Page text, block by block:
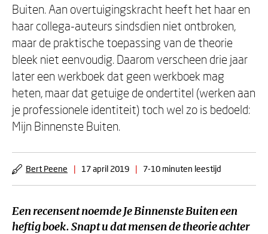
Buiten. Aan overtuigingskracht heeft het haar en
haar collega-auteurs sindsdien niet ontbroken,
maar de praktische toepassing van de theorie
bleek niet eenvoudig. Daarom verscheen drie jaar
later een werkboek dat geen werkboek mag
heten, maar dat getuige de ondertitel (werken aan
je professionele identiteit) toch wel zo is bedoeld:
Mijn Binnenste Buiten.
Bert Peene | 17 april 2019 | 7-10 minuten leestijd
Een recensent noemdeJe Binnenste Buiteneen
heftig boek. Snapt u dat mensen de theorie achter